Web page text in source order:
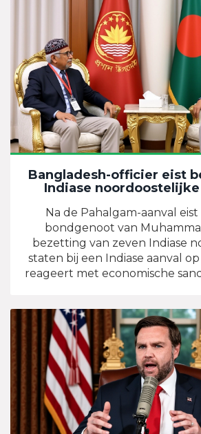
Bangladesh-officier eist
Indiase
Na de Pahalgam-aanval
bondgenoot van
bezetting van zeven Indiase
staten bij een Indiase aanval
reageert met economische